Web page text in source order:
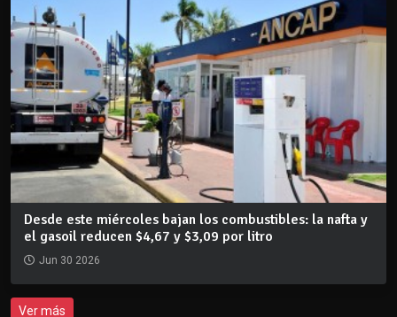
Desde este miércoles bajan los combustibles: la nafta y
el gasoil reducen $4,67 y $3,09 por litro
Jun 30 2026
Ver más